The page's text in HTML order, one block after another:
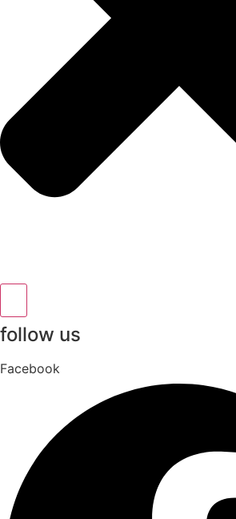
follow us
Facebook